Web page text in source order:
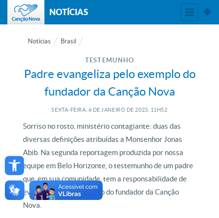
Open toolbar
NOTÍCIAS
Notícias Brasil
TESTEMUNHO
Padre evangeliza pelo exemplo do
fundador da Canção Nova
SEXTA-FEIRA, 6 DE JANEIRO DE 2023, 11H52
Sorriso no rosto, ministério contagiante: duas das
diversas definições atribuídas a Monsenhor Jonas
Abib. Na segunda reportagem produzida por nossa
equipe em Belo Horizonte, o testemunho de um padre
que, em sua comunidade, tem a responsabilidade de
evangelizar pelo exemplo do fundador da Canção
Nova.